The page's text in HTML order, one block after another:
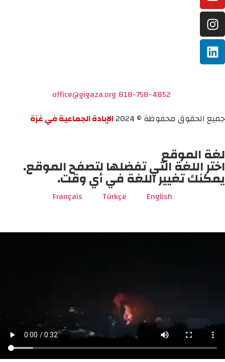
818-758-4852
office@gigaza.org
جميع الحقوق محفوظة © 2024
الإبادة الجماعية في غزة
لغة الموقع
اختر اللغة التي تفضلها لتصفح الموقع.
يمكنك تغيير اللغة في أي وقت.
English
Türkçe
Français